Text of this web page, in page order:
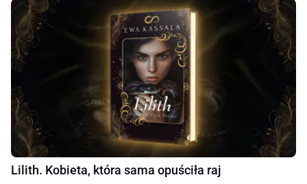
Lilith. Kobieta, która sama opuściła raj